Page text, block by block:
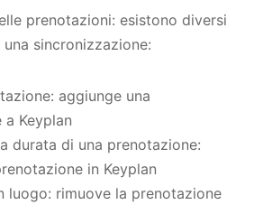
prenotazioni: esistono diversi
sincronizzazione:
aggiunge una
Keyplan
durata di una prenotazione:
in Keyplan
luogo: rimuove la prenotazione